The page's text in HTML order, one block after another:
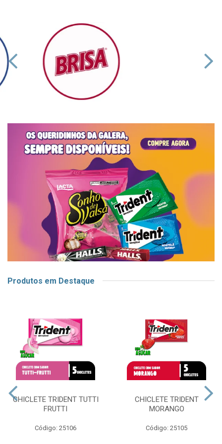
Produtos em Destaque
CHICLETE TRIDENT TUTTI
FRUTTI
Código: 25106
CHICLETE TRIDENT
MORANGO
Código: 25105